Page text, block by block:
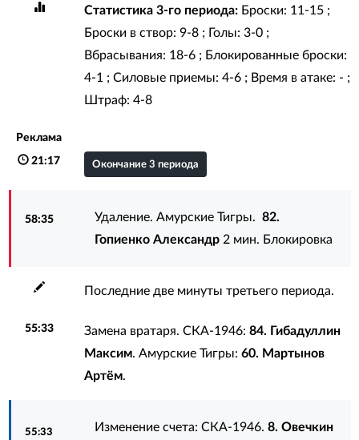
Статистика 3-го периода:Броски: 11-15 ;
Броски в створ: 9-8 ; Голы: 3-0 ;
Вбрасывания: 18-6 ; Блокированные броски:
4-1 ; Силовые приемы: 4-6 ; Время в атаке: - ;
Штраф: 4-8
Реклама
21:17 Окончание 3 периода
58:35 Удаление. Амурские Тигры.82.
Гопиенко Александр 2 мин. Блокировка
Последние две минуты третьего периода.
55:33 Замена вратаря. СКА-1946: 84. Гибадуллин
Максим. Амурские Тигры: 60. Мартынов
Артём.
55:33 Изменение счета: СКА-1946.8. Овечкин